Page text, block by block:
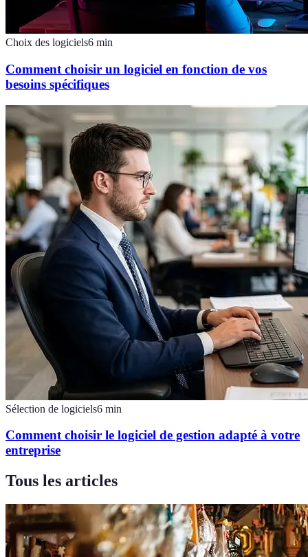
Choix des logiciels6 min
Comment choisir un logiciel en fonction de vos
besoins spécifiques
Sélection de logiciels6 min
Comment choisir le logiciel de gestion adapté à votre
entreprise
Tous les articles